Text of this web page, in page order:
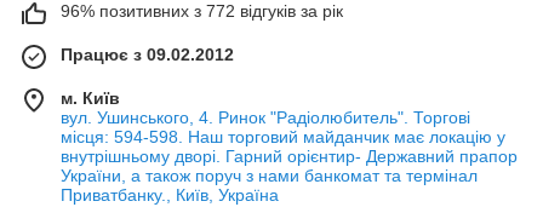
96% позитивних з 772 відгуків за рік
Працює з 09.02.2012
м. Київ
вул. Ушинського, 4. Ринок "Радіолюбитель". Торгові
місця: 594-598. Наш торговий майданчик має локацію у
внутрішньому дворі. Гарний орієнтир- Державний прапор
України, а також поруч з нами банкомат та термінал
Приватбанку., Київ, Україна